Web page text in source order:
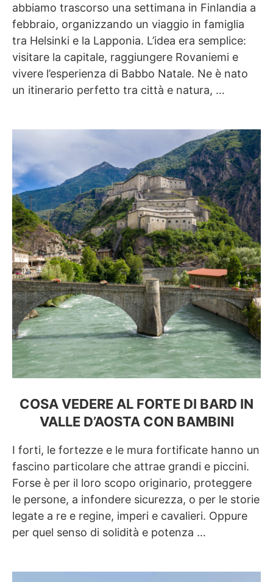
abbiamo trascorso una settimana in Finlandia a
febbraio, organizzando un viaggio in famiglia
tra Helsinki e la Lapponia. L’idea era semplice:
visitare la capitale, raggiungere Rovaniemi e
vivere l’esperienza di Babbo Natale. Ne è nato
un itinerario perfetto tra città e natura, …
COSA VEDERE AL FORTE DI BARD IN
VALLE D’AOSTA CON BAMBINI
I forti, le fortezze e le mura fortificate hanno un
fascino particolare che attrae grandi e piccini.
Forse è per il loro scopo originario, proteggere
le persone, a infondere sicurezza, o per le storie
legate a re e regine, imperi e cavalieri. Oppure
per quel senso di solidità e potenza …